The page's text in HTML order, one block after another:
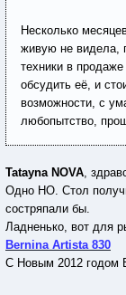
Несколько
живую не видела,
техники в
обсудить её, и
возможности, с
любопытство,
Tatayna NOVA,
Одно НО. Стол
состряпали бы.
Ладненько, вот для
Bernina Artista 830
С Новым 2012 годом